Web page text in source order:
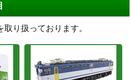
り扱っております。